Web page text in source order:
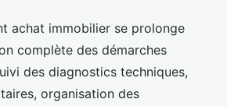
achat immobilier se prolonge
complète des démarches
des diagnostics techniques,
organisation des